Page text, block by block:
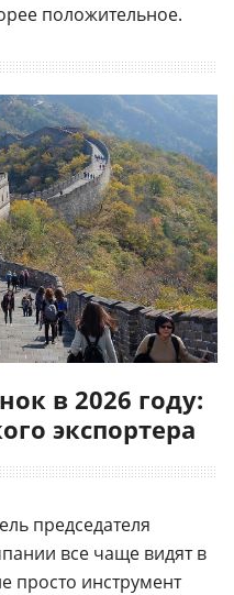
положительное.
в 2026 году:
экспортера
председателя
все чаще видят в
просто инструмент